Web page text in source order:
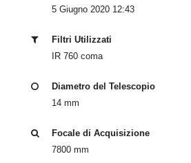
5 Giugno 2020 12:43
Filtri Utilizzati
IR 760 coma
Diametro del Telescopio
14 mm
Focale di Acquisizione
7800 mm